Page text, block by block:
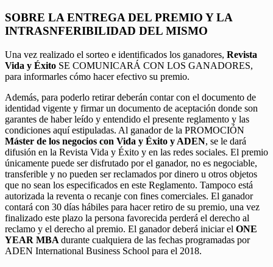
SOBRE LA ENTREGA DEL PREMIO Y LA
INTRASNFERIBILIDAD DEL MISMO
Una vez realizado el sorteo e identificados los ganadores, Revista
Vida y Éxito SE COMUNICARÁ CON LOS GANADORES,
para informarles cómo hacer efectivo su premio.
Además, para poderlo retirar deberán contar con el documento de
identidad vigente y firmar un documento de aceptación donde son
garantes de haber leído y entendido el presente reglamento y las
condiciones aquí estipuladas. Al ganador de la PROMOCIÓN
Máster de los negocios con Vida y Éxito y ADEN, se le dará
difusión en la Revista Vida y Éxito y en las redes sociales. El premio
únicamente puede ser disfrutado por el ganador, no es negociable,
transferible y no pueden ser reclamados por dinero u otros objetos
que no sean los especificados en este Reglamento. Tampoco está
autorizada la reventa o recanje con fines comerciales. El ganador
contará con 30 días hábiles para hacer retiro de su premio, una vez
finalizado este plazo la persona favorecida perderá el derecho al
reclamo y el derecho al premio. El ganador deberá iniciar el ONE
YEAR MBA durante cualquiera de las fechas programadas por
ADEN International Business School para el 2018.